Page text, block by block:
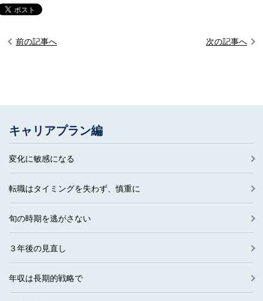
前の記事へ 次の記事へ
キャリアプラン編
変化に敏感になる
転職はタイミングを失わず、慎重に
旬の時期を逃がさない
３年後の見直し
年収は長期的戦略で